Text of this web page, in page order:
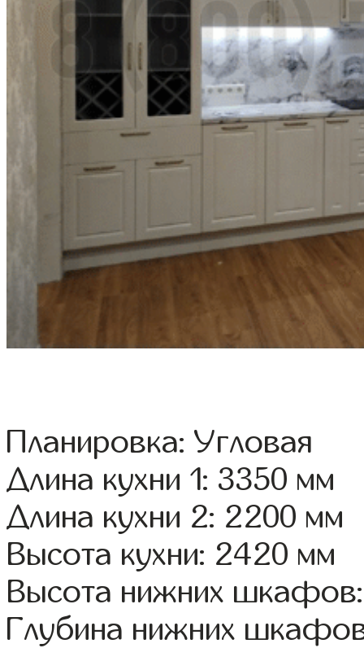
Планировка: Угловая
Длина кухни 1: 3350 мм
Длина кухни 2: 2200 мм
Высота кухни: 2420 мм
Высота нижних
Глубина нижних